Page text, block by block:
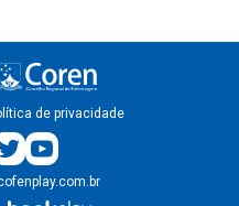
de privacidade